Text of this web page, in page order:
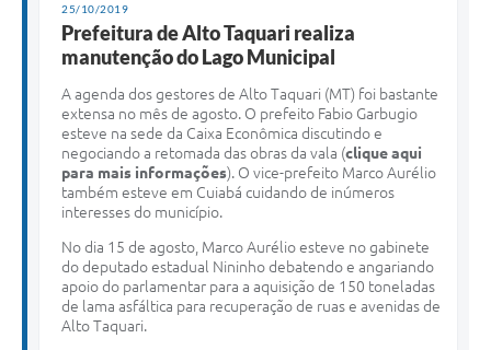
25/10/2019
Prefeitura de Alto Taquari realiza
manutenção do Lago Municipal
A agenda dos gestores de Alto Taquari (MT) foi bastante
extensa no mês de agosto. O prefeito Fabio Garbugio
esteve na sede da Caixa Econômica discutindo e
negociando a retomada das obras da vala (clique aqui
para mais informações). O vice-prefeito Marco Aurélio
também esteve em Cuiabá cuidando de inúmeros
interesses do município.
No dia 15 de agosto, Marco Aurélio esteve no gabinete
do deputado estadual Nininho debatendo e angariando
apoio do parlamentar para a aquisição de 150 toneladas
de lama asfáltica para recuperação de ruas e avenidas de
Alto Taquari.